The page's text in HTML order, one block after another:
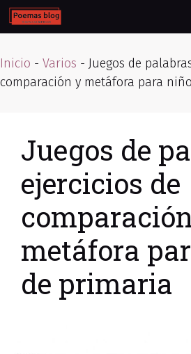
Skip
to
Inicio - Varios - Juegos de
comparación y metáfora para
Juegos de
ejercicios de
metáfora
de primaria